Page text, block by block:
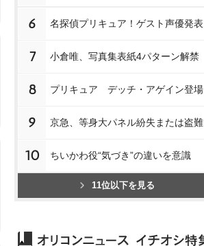
6 名探偵プリキュア！ゲスト声優発表
7 小倉唯、写真集表紙4パターン解禁
8 プリキュア デッチ・アゲイン登場
9 京急、等身大パネル紛失または盗難
10 ちいかわ役“気づき”の違いを意識
11位以下を見る